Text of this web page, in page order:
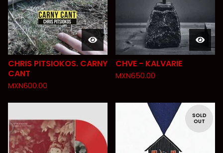
CHRIS PITSIOKOS. CARNY
CANT
MXN600.00
CHVE - KALVARIE
MXN650.00
SOLD
OUT